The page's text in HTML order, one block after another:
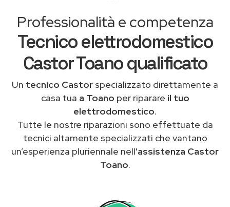
Professionalità e competenza
Tecnico elettrodomestico
Castor Toano qualificato
Un tecnico Castor specializzato direttamente a
casa tua a Toano per riparare il tuo
elettrodomestico.
Tutte le nostre riparazioni sono effettuate da
tecnici altamente specializzati che vantano
un’esperienza pluriennale nell'assistenza Castor
Toano.